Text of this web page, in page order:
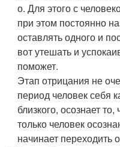
о. Для этого с
при этом постоянно
оставлять одного и
вот утешать и
поможет.
Этап отрицания не
период человек себя
близкого, осознает
только человек
начинает переходить